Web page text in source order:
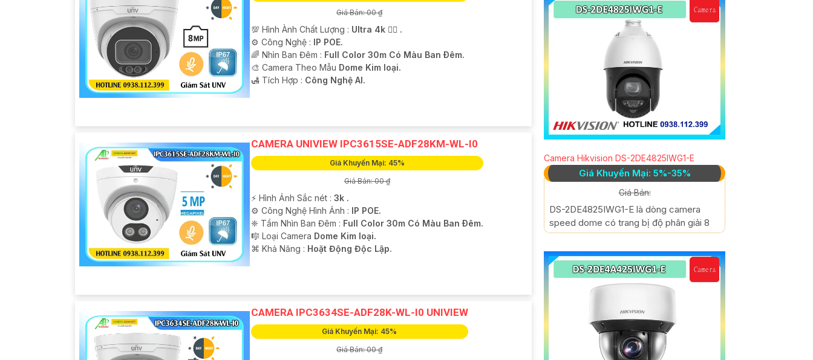
Giá Bán: 00 ₫
💯 Hình Ành Chất Lượng : Ultra 4k 👍🏾 .
⚙ Công Nghệ : IP POE.
🌈 Nhìn Ban Đêm : Full Color 30m Có Màu Ban Ðêm.
🎨 Camera Theo Mẫu Dome Kim loại.
️🛃 Tích Hợp : Công Nghệ AI.
CAMERA UNIVIEW IPC3615SE-ADF28KM-WL-I0
Giá Khuyến Mại: 45%
Giá Bán: 00 ₫
️⚡ Hình Ảnh Sắc nét : 3k .
⚙ Công Nghệ Hình Ảnh : IP POE.
❈ Tầm Nhìn Ban Đêm : Full Color 30m Có Màu Ban Ðêm.
🎼️ Loại Camera Dome Kim loại.
️⌘ Khả Năng : Hoặt Động Độc Lập.
CAMERA IPC3634SE-ADF28K-WL-I0 UNIVIEW
Giá Khuyến Mại: 45%
Giá Bán: 00 ₫
Camera Hikvision DS-2DE4825IWG1-E
Giá Khuyến Mại: 5%-35%
Giá Bán:
DS-2DE4825IWG1-E là dòng camera
speed dome có trang bị độ phân giải 8